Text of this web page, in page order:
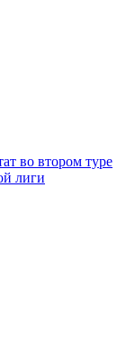
во втором туре
лиги